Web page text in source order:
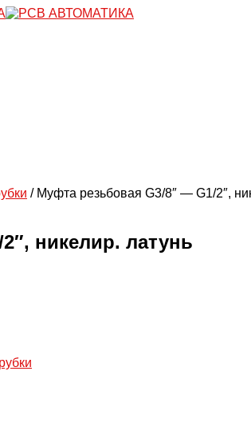
/ Муфта резьбовая G3/8″ — G1/2″,
никелир. латунь